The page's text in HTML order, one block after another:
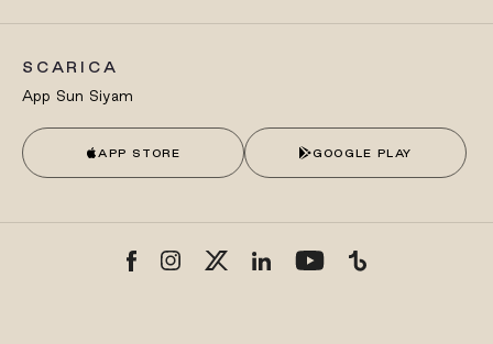
SCARICA
App Sun Siyam
APP STORE GOOGLE PLAY